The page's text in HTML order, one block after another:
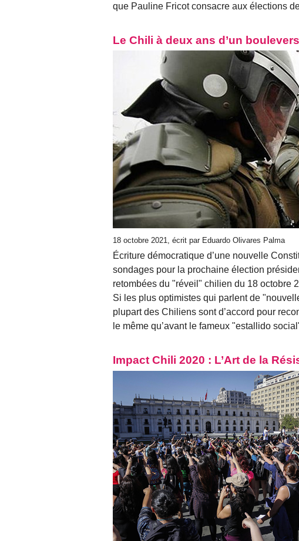
que Pauline Fricot consacre aux élections
Le Chili à deux ans d’un
18 octobre 2021, écrit par Eduardo Olivares Palma
Écriture démocratique d’une nouvelle
sondages pour la prochaine élection
retombées du "réveil" chilien du 18 octobre
Si les plus optimistes qui parlent de
plupart des Chiliens sont d’accord pour
le même qu’avant le fameux "estallido
Impact Chili 2020 : L’Art de la